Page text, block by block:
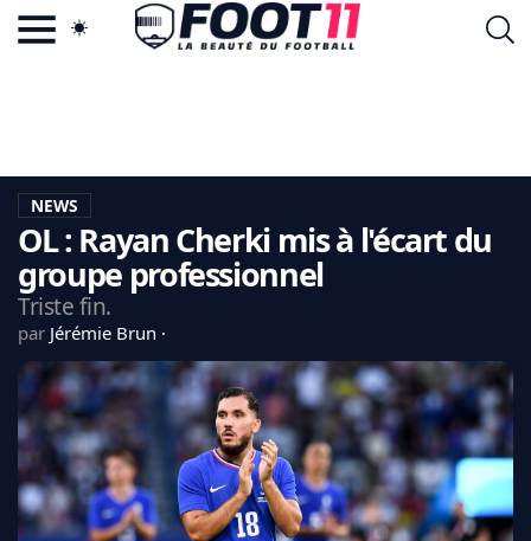
LA CHARTE
VIE PRIVÉE
CGU
CONTACTEZ-NOUS
MERCATO
CDM 2026
EDF
PSG
LIGUE 1
REAL MADRID
NEWS
OL : Rayan Cherki mis à l'écart du
groupe professionnel
Triste fin.
par Jérémie Brun